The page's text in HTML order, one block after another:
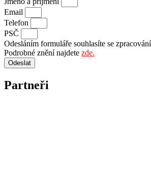
Email
Telefon
PSČ
Odesláním formuláře souhlasíte se
Podrobné znění najdete zde.
Odeslat
Partneři